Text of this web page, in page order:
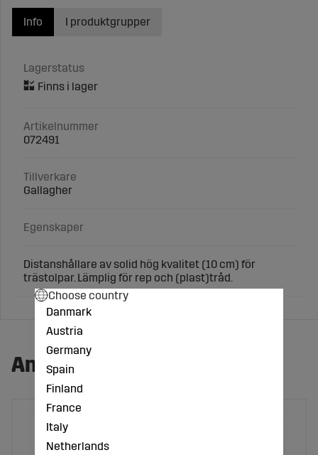
Info
Lagerstatus
Artikelnummer
072491
Tillverkare
Gallagher
Egenskaper
Distanshållare av solid hög kvalitet (10 cm) för
trästolpar. Lämplig för rep och (plast)tråd.
I produktgrupper
Andra köpte även:
Choose country
Danmark
Austria
Germany
Spain
Finland
France
Italy
Netherlands